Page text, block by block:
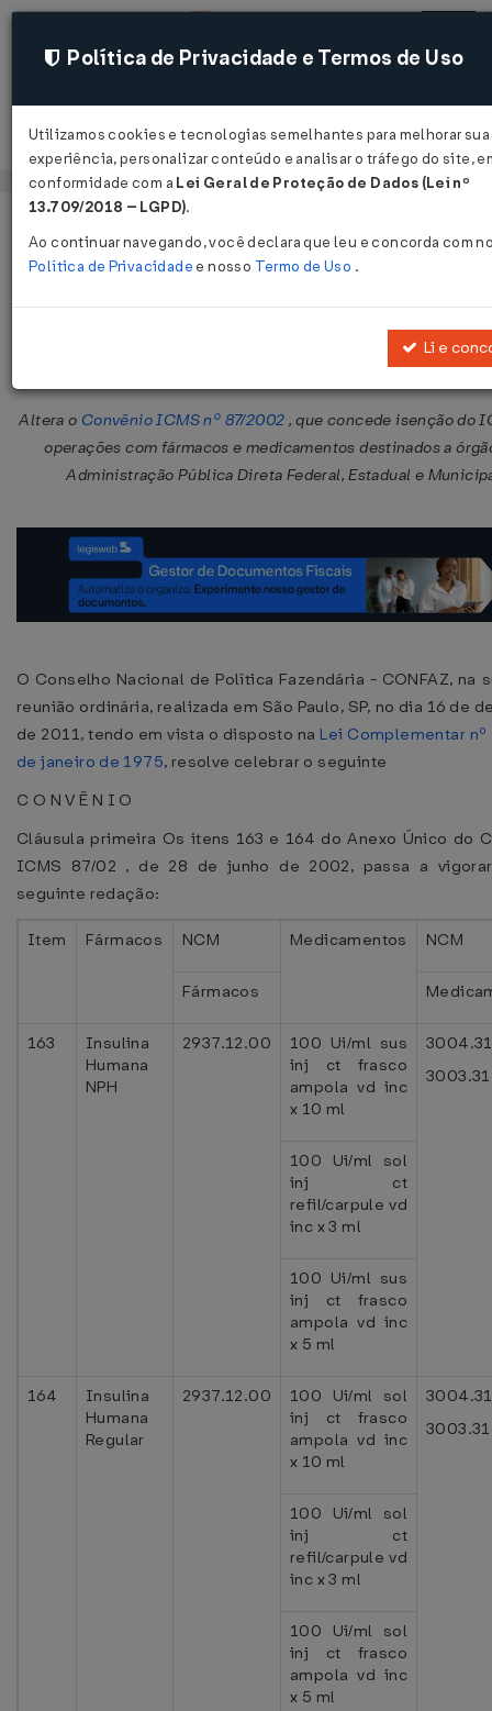
Acessar
Publicado no DOU em 21 dez 2011
Altera o Convênio ICMS nº 87/2002 , que concede isenção do
operações com fármacos e medicamentos destinados a
Administração Pública Direta Federal, Estadual e
O Conselho Nacional de Política Fazendária - CONFAZ, na
reunião ordinária, realizada em São Paulo, SP, no dia 16 de
de 2011, tendo em vista o disposto na Lei Complementar nº
de janeiro de 1975, resolve celebrar o seguinte
C O N V Ê N I O
Cláusula primeira Os itens 163 e 164 do Anexo Único do
ICMS 87/02 , de 28 de junho de 2002, passa a
seguinte redação:
Item Fármacos NCM Medicamentos NCM
Fármacos
163
Insulina
Humana
NPH
2937.12.00
100 Ui/ml sus
inj ct frasco
ampola vd inc
x 10 ml
100 Ui/ml sol
inj ct
refil/carpule vd
inc x 3 ml
100 Ui/ml sus
inj ct frasco
ampola vd inc
x 5 ml
164
Insulina
Humana
Regular
2937.12.00
100 Ui/ml sol
inj ct frasco
ampola vd inc
x 10 ml
100 Ui/ml sol
inj ct
refil/carpule vd
inc x 3 ml
100 Ui/ml sol
inj ct frasco
ampola vd inc
x 5 ml
Política de Privacidade e Termos de Uso
Utilizamos cookies e tecnologias semelhantes para melhorar sua
experiência, personalizar conteúdo e analisar o tráfego do site,
conformidade com a Lei Geral de Proteção de Dados (Lei nº
13.709/2018 – LGPD).
Ao continuar navegando, você declara que leu e concorda com
Política de Privacidade e nosso Termo de Uso .
Li e